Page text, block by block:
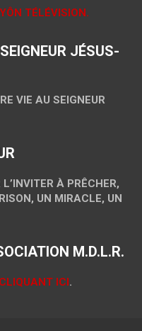
TÉLÉVISION.
JÉSUS-
VIE AU SEIGNEUR
À PRÊCHER,
UN MIRACLE, UN
M.D.L.R.
CLIQUANT ICI.